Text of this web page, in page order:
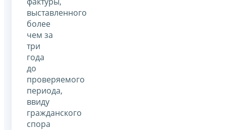
выставленного
более
чем за
три
года
до
проверяемого
периода,
ввиду
гражданского
спора